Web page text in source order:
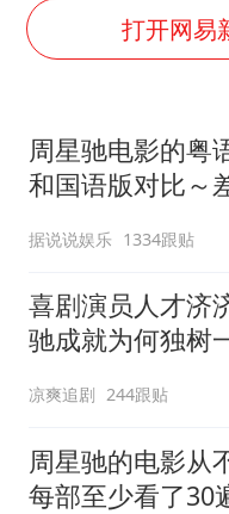
打开网易
周星驰电影的粤
和国语版对比～
大！讲粤语的星
自己！
据说说娱乐 1334跟贴
喜剧演员人才济
驰成就为何独树
凉爽追剧 244跟贴
周星驰的电影从
每部至少看了30